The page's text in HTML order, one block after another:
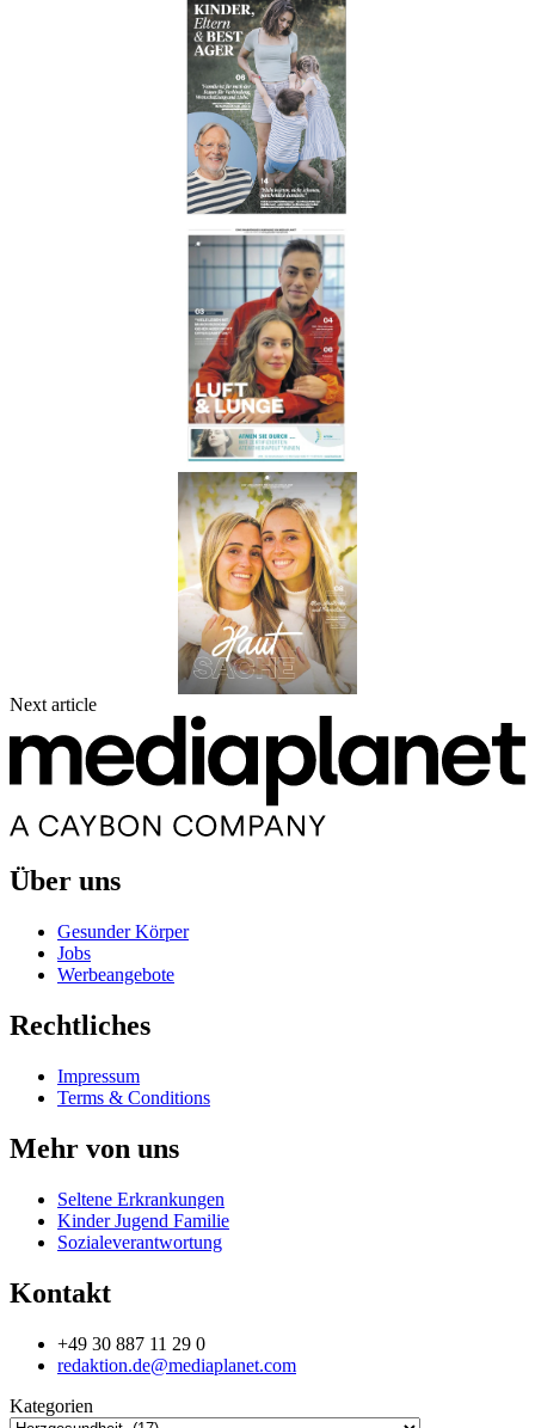
Next article
Über uns
Gesunder Körper
Jobs
Werbeangebote
Rechtliches
Impressum
Terms & Conditions
Mehr von uns
Seltene Erkrankungen
Kinder Jugend Familie
Sozialeverantwortung
Kontakt
+49 30 887 11 29 0
redaktion.de@mediaplanet.com
Kategorien